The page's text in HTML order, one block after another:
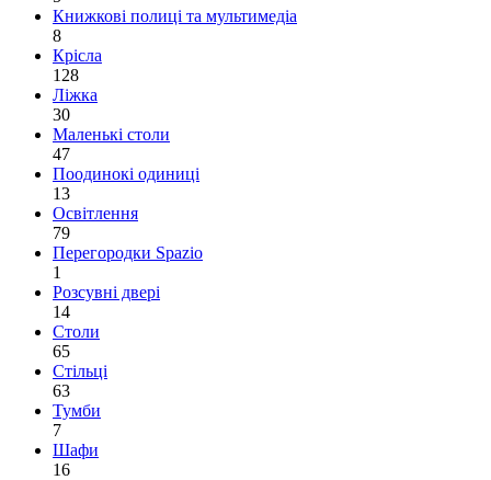
Книжкові полиці та мультимедіа
8
Крісла
128
Ліжка
30
Маленькі столи
47
Поодинокі одиниці
13
Освітлення
79
Перегородки Spazio
1
Розсувні двері
14
Столи
65
Стільці
63
Тумби
7
Шафи
16